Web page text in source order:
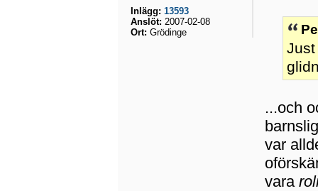
...och
var
vara
Inlägg: 13593
Anslöt: 2007-02-08
Ort: Grödinge